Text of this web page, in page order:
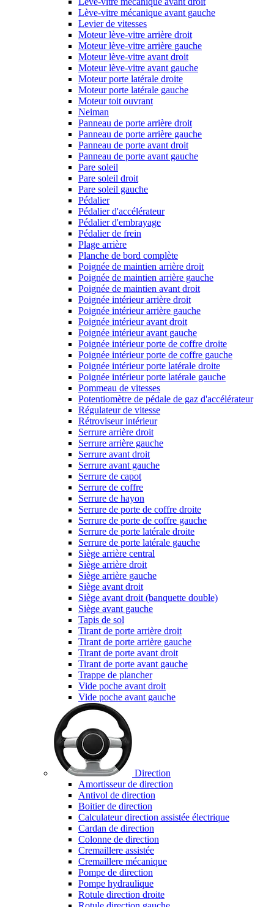
Lève-vitre mécanique avant gauche
Levier de vitesses
Moteur lève-vitre arrière droit
Moteur lève-vitre arrière gauche
Moteur lève-vitre avant droit
Moteur lève-vitre avant gauche
Moteur porte latérale droite
Moteur porte latérale gauche
Moteur toit ouvrant
Neiman
Panneau de porte arrière droit
Panneau de porte arrière gauche
Panneau de porte avant droit
Panneau de porte avant gauche
Pare soleil
Pare soleil droit
Pare soleil gauche
Pédalier
Pédalier d'accélérateur
Pédalier d'embrayage
Pédalier de frein
Plage arrière
Planche de bord complète
Poignée de maintien arrière droit
Poignée de maintien arrière gauche
Poignée de maintien avant droit
Poignée intérieur arrière droit
Poignée intérieur arrière gauche
Poignée intérieur avant droit
Poignée intérieur avant gauche
Poignée intérieur porte de coffre droite
Poignée intérieur porte de coffre gauche
Poignée intérieur porte latérale droite
Poignée intérieur porte latérale gauche
Pommeau de vitesses
Potentiomètre de pédale de gaz d'accélérateur
Régulateur de vitesse
Rétroviseur intérieur
Serrure arrière droit
Serrure arrière gauche
Serrure avant droit
Serrure avant gauche
Serrure de capot
Serrure de coffre
Serrure de hayon
Serrure de porte de coffre droite
Serrure de porte de coffre gauche
Serrure de porte latérale droite
Serrure de porte latérale gauche
Siège arrière central
Siège arrière droit
Siège arrière gauche
Siège avant droit
Siège avant droit (banquette double)
Siège avant gauche
Tapis de sol
Tirant de porte arrière droit
Tirant de porte arrière gauche
Tirant de porte avant droit
Tirant de porte avant gauche
Trappe de plancher
Vide poche avant droit
Vide poche avant gauche
Direction
Amortisseur de direction
Antivol de direction
Boitier de direction
Calculateur direction assistée électrique
Cardan de direction
Colonne de direction
Cremaillere assistée
Cremaillere mécanique
Pompe de direction
Pompe hydraulique
Rotule direction droite